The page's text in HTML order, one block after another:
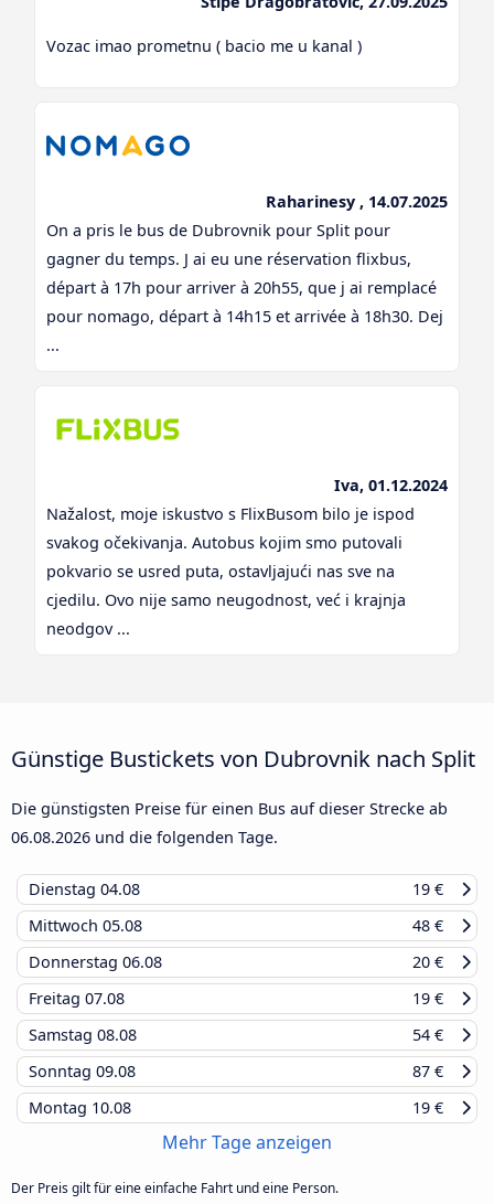
Vozac imao prometnu ( bacio me u kanal )
Raharinesy , 14.07.2025
On a pris le bus de Dubrovnik pour Split pour
gagner du temps. J ai eu une réservation flixbus,
départ à 17h pour arriver à 20h55, que j ai remplacé
pour nomago, départ à 14h15 et arrivée à 18h30. Dej
...
Iva, 01.12.2024
Nažalost, moje iskustvo s FlixBusom bilo je ispod
svakog očekivanja. Autobus kojim smo putovali
pokvario se usred puta, ostavljajući nas sve na
cjedilu. Ovo nije samo neugodnost, već i krajnja
neodgov ...
Günstige Bustickets von Dubrovnik nach Split
Die günstigsten Preise für einen Bus auf dieser Strecke ab
06.08.2026 und die folgenden Tage.
Dienstag 04.08
19 €
Mittwoch 05.08
48 €
Donnerstag 06.08
20 €
Freitag 07.08
19 €
Samstag 08.08
54 €
Sonntag 09.08
87 €
Montag 10.08 19 €
Mehr Tage anzeigen
Der Preis gilt für eine einfache Fahrt und eine Person.